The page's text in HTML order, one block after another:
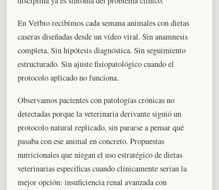
En Vetbio recibimos cada semana animales con dietas
caseras diseñadas desde un vídeo viral. Sin anamnesis
completa. Sin hipótesis diagnóstica. Sin seguimiento
estructurado. Sin ajuste fisiopatológico cuando el
protocolo aplicado no funciona.
Observamos pacientes con patologías crónicas no
detectadas porque la veterinaria derivante siguió un
protocolo natural replicado, sin pararse a pensar qué
pasaba con ese animal en concreto. Propuestas
nutricionales que niegan el uso estratégico de dietas
veterinarias específicas cuando clínicamente serían la
mejor opción: insuficiencia renal avanzada con